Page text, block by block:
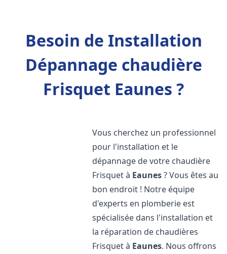
Besoin de Installation
Dépannage chaudière
Frisquet Eaunes ?
Vous cherchez un professionnel
pour l'installation et le
dépannage de votre chaudière
Frisquet à Eaunes? Vous êtes au
bon endroit ! Notre équipe
d'experts en plomberie est
spécialisée dans l'installation et
la réparation de chaudières
Frisquet à Eaunes. Nous offrons